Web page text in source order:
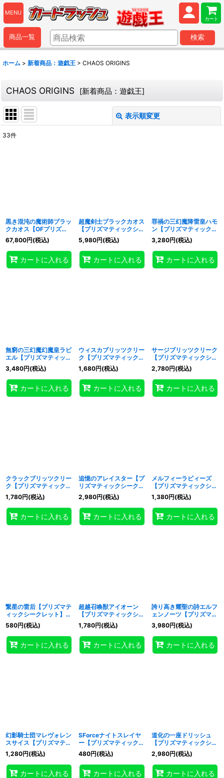
MENU
カート
商品一覧 検索
ホーム > 新着商品：遊戯王 > CHAOS ORIGINS
CHAOS ORIGINS [新着商品：遊戯王]
表示順変更
33件
黒き混沌の魔術師ブラッ
クカオス【OFプリズマ
ティックシークレット】
{CORI-JP027}《儀式》
67,800円(税込)
カートに入れる
超魔剣士ブラックカオス
【プリズマティックシー
クレット】{CORI-
JP001}《モンスター》
5,980円(税込)
カートに入れる
罪禍の三幻魔降雷皇ハモ
ン【プリズマティックシ
ークレット】{CORI-
JP006}《モンスター》
3,280円(税込)
カートに入れる
無窮の三幻魔幻魔皇ラビ
エル【プリズマティック
シークレット】{CORI-
JP007}《モンスター》
3,480円(税込)
カートに入れる
ウィスカブリッツクリー
ク【プリズマティックシ
ークレット】{CORI-
JP010}《モンスター》
1,680円(税込)
カートに入れる
サージブリッツクリーク
【プリズマティックシー
クレット】{CORI-
JP011}《モンスター》
2,780円(税込)
カートに入れる
クラックブリッツクリー
ク【プリズマティックシ
ークレット】{CORI-
JP012}《モンスター》
1,780円(税込)
カートに入れる
追憶のアレイスター【プ
リズマティックシークレ
ット】{CORI-JP015}
《モンスター》
2,980円(税込)
カートに入れる
メルフィーラビィーズ
【プリズマティックシー
クレット】{CORI-
JP021}《モンスター》
1,380円(税込)
カートに入れる
繋星の雷后【プリズマテ
ィックシークレット】
{CORI-JP023}《モンス
ター》
580円(税込)
カートに入れる
超越召喚獣アイオーン
【プリズマティックシー
クレット】{CORI-
JP033}《融合》
1,780円(税込)
カートに入れる
誇り高き耀聖の詩エルフ
ェンノーツ【プリズマテ
ィックシークレット】
{CORI-JP035}《シンク
ロ》
3,980円(税込)
カートに入れる
幻影騎士団マレヴォレン
スサイス【プリズマティ
ックシークレット】
{CORI-JP037}《エクシ
ーズ》
1,280円(税込)
カートに入れる
SForceナイトスレイヤ
ー【プリズマティックシ
ークレット】{CORI-
JP040}《リンク》
480円(税込)
カートに入れる
道化の一座ドリッシュ
【プリズマティックシー
クレット】{CORI-
JP042}《リンク》
2,980円(税込)
カートに入れる